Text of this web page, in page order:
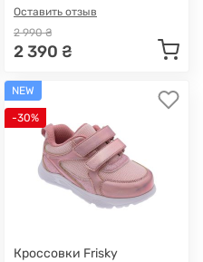
Оставить отзыв
2 990 ₴
2 390 ₴
NEW
-30%
Кроссовки Frisky